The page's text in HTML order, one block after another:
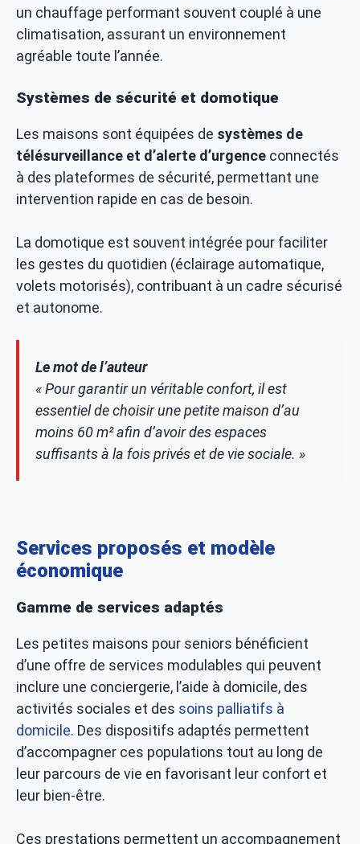
un chauffage performant souvent couplé à une
climatisation, assurant un environnement
agréable toute l’année.
Systèmes de sécurité et domotique
Les maisons sont équipées de systèmes de
télésurveillance et d’alerte d’urgence connectés
à des plateformes de sécurité, permettant une
intervention rapide en cas de besoin.
La domotique est souvent intégrée pour faciliter
les gestes du quotidien (éclairage automatique,
volets motorisés), contribuant à un cadre sécurisé
et autonome.
Le mot de l’auteur
« Pour garantir un véritable confort, il est
essentiel de choisir une petite maison d’au
moins 60 m² afin d’avoir des espaces
suffisants à la fois privés et de vie sociale. »
Services proposés et modèle
économique
Gamme de services adaptés
Les petites maisons pour seniors bénéficient
d’une offre de services modulables qui peuvent
inclure une conciergerie, l’aide à domicile, des
activités sociales et des soins palliatifs à
domicile. Des dispositifs adaptés permettent
d’accompagner ces populations tout au long de
leur parcours de vie en favorisant leur confort et
leur bien-être.
Ces prestations permettent un accompagnement